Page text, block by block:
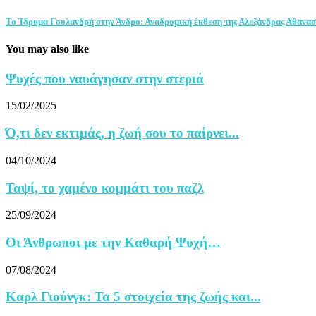
Το Ίδρυμα Γουλανδρή στην Άνδρο: Αναδρομική έκθεση της Αλεξάνδρας
You may also like
Ψυχές που ναυάγησαν στην στεριά
15/02/2025
Ό,τι δεν εκτιμάς, η ζωή σου το παίρνει...
04/10/2024
Ταψί, το χαμένο κομμάτι του παζλ
25/09/2024
Οι Άνθρωποι με την Καθαρή Ψυχή…
07/08/2024
Καρλ Γιούνγκ: Τα 5 στοιχεία της ζωής και...